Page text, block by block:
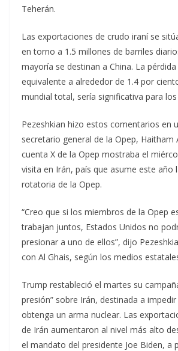
Teherán.
Las exportaciones de crudo iraní se
en torno a 1.5 millones de barriles
mayoría se destinan a China. La
equivalente a alrededor de 1.4 por
mundial total, sería significativa para
Pezeshkian hizo estos comentarios en
secretario general de la Opep, Haitham
cuenta X de la Opep mostraba el
visita en Irán, país que asume este año
rotatoria de la Opep.
“Creo que si los miembros de la Opep
trabajan juntos, Estados Unidos no
presionar a uno de ellos”, dijo
con Al Ghais, según los medios
Trump restableció el martes su
presión” sobre Irán, destinada a
obtenga un arma nuclear. Las
de Irán aumentaron al nivel más alto
el mandato del presidente Joe Biden, a